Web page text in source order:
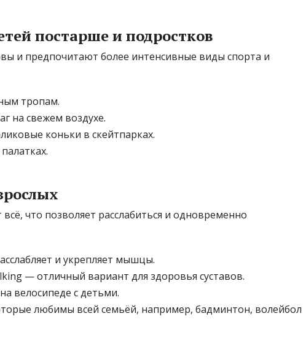
постарше и подростков
и предпочитают более интенсивные виды спорта и
тропам.
на свежем воздухе.
коньки в скейтпарках.
что позволяет расслабиться и одновременно
и укрепляет мышцы.
— отличный вариант для здоровья суставов.
велосипеде с детьми.
любимы всей семьёй, например, бадминтон, волейбол